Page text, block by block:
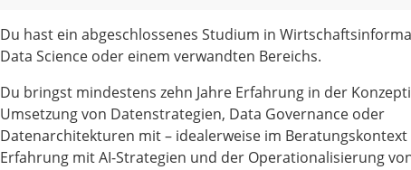
Du hast ein abgeschlossenes Studium in
Data Science oder einem verwandten Bereichs.
Du bringst mindestens zehn Jahre Erfahrung in der
Umsetzung von Datenstrategien, Data Governance oder
Datenarchitekturen mit – idealerweise im
Erfahrung mit AI-Strategien und der Operationalisierung